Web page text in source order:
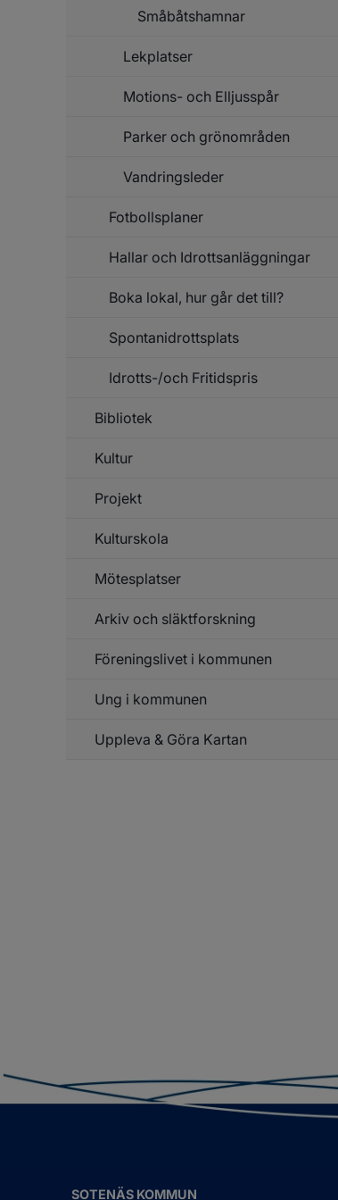
Småbåtshamnar
Lekplatser
Motions- och Elljusspår
Parker och grönområden
Vandringsleder
Fotbollsplaner
Hallar och Idrottsanläggningar
Boka lokal, hur går det till?
Spontanidrottsplats
Idrotts-/och Fritidspris
Bibliotek
Kultur
Projekt
Kulturskola
Mötesplatser
Arkiv och släktforskning
Föreningslivet i kommunen
Ung i kommunen
Uppleva & Göra Kartan
SOTENÄS KOMMUN